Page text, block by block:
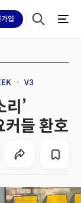
가입
V3
’
커들 환호